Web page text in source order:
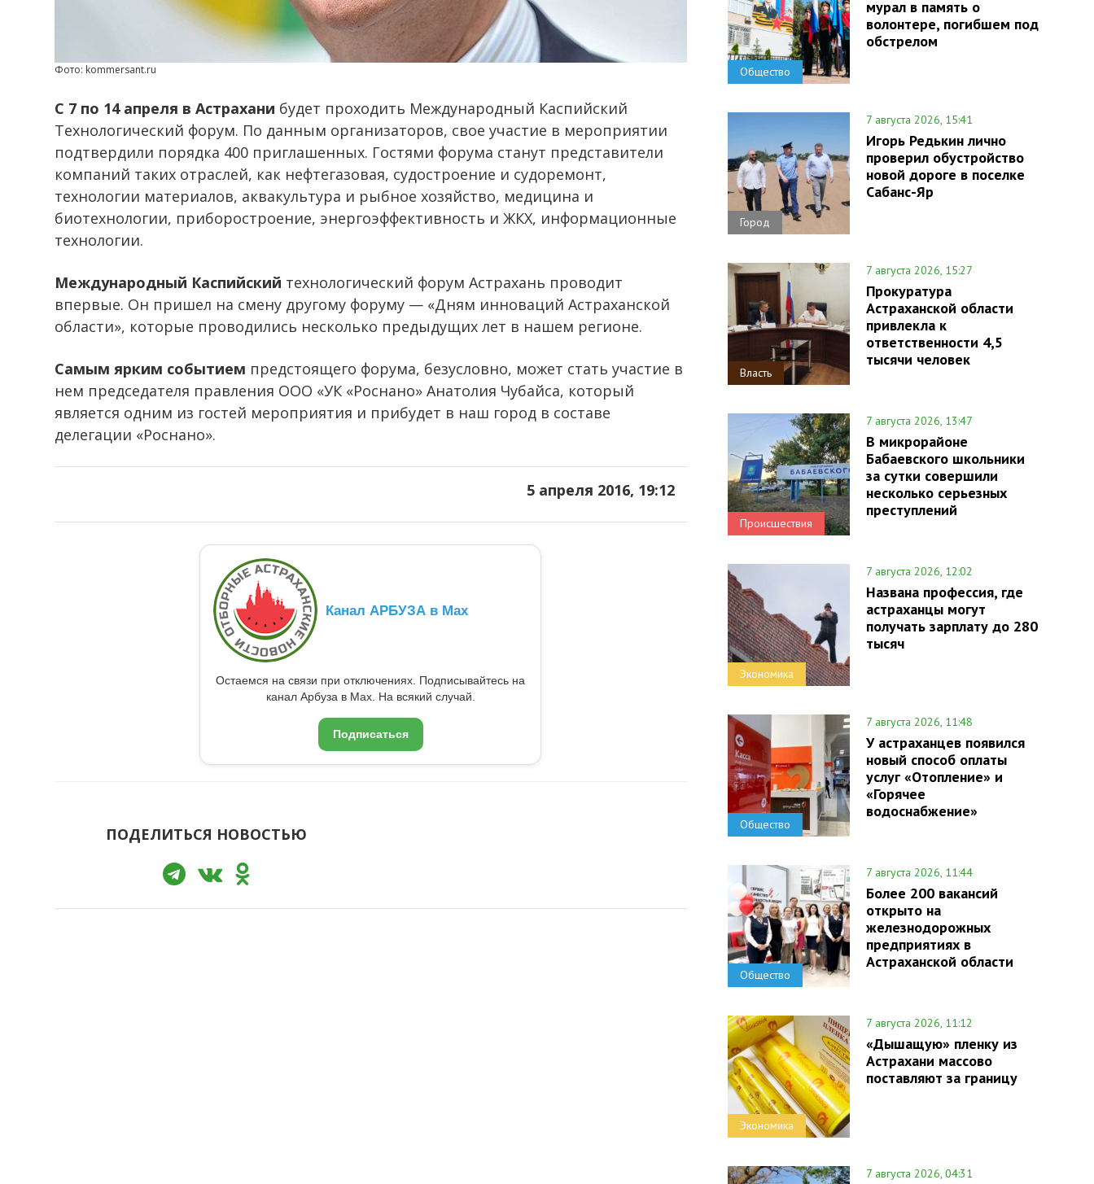
Фото: kommersant.ru
С 7 по 14 апреля в Астрахани будет проходить Международный Каспийский
Технологический форум. По данным организаторов, свое участие в мероприятии
подтвердили порядка 400 приглашенных. Гостями форума станут представители
компаний таких отраслей, как нефтегазовая, судостроение и судоремонт,
технологии материалов, аквакультура и рыбное хозяйство, медицина и
биотехнологии, приборостроение, энергоэффективность и ЖКХ, информационные
технологии.
Международный Каспийский технологический форум Астрахань проводит
впервые. Он пришел на смену другому форуму — «Дням инноваций Астраханской
области», которые проводились несколько предыдущих лет в нашем регионе.
Самым ярким событием предстоящего форума, безусловно, может стать участие в
нем председателя правления ООО «УК «Роснано» Анатолия Чубайса, который
является одним из гостей мероприятия и прибудет в наш город в составе
делегации «Роснано».
5 апреля 2016, 19:12
Канал АРБУЗА в Max
Остаемся на связи при отключениях. Подписывайтесь на
канал Арбуза в Max. На всякий случай.
Подписаться
ПОДЕЛИТЬСЯ НОВОСТЬЮ
Общество
мурал в память о
волонтере, погибшем под
обстрелом
Город
7 августа 2026, 15:41
Игорь Редькин лично
проверил обустройство
новой дороге в поселке
Сабанс-Яр
Власть
7 августа 2026, 15:27
Прокуратура
Астраханской области
привлекла к
ответственности 4,5
тысячи человек
Происшествия
7 августа 2026, 13:47
В микрорайоне
Бабаевского школьники
за сутки совершили
несколько серьезных
преступлений
Экономика
7 августа 2026, 12:02
Названа профессия, где
астраханцы могут
получать зарплату до 280
тысяч
Общество
7 августа 2026, 11:48
У астраханцев появился
новый способ оплаты
услуг «Отопление» и
«Горячее
водоснабжение»
Общество
7 августа 2026, 11:44
Более 200 вакансий
открыто на
железнодорожных
предприятиях в
Астраханской области
Экономика
7 августа 2026, 11:12
«Дышащую» пленку из
Астрахани массово
поставляют за границу
7 августа 2026, 04:31